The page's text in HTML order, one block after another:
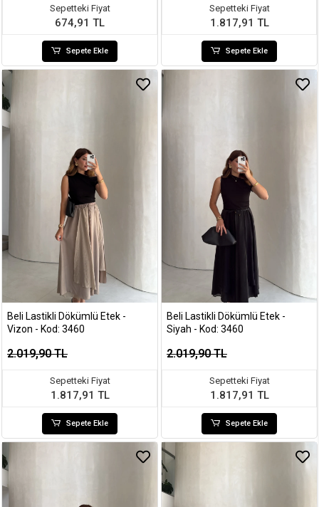
Sepetteki Fiyat
674,91 TL
Sepete Ekle
Sepetteki Fiyat
1.817,91 TL
Sepete Ekle
Beli Lastikli Dökümlü Etek -
Vizon - Kod: 3460
2.019,90 TL
Sepetteki Fiyat
1.817,91 TL
Sepete Ekle
Beli Lastikli Dökümlü Etek -
Siyah - Kod: 3460
2.019,90 TL
Sepetteki Fiyat
1.817,91 TL
Sepete Ekle